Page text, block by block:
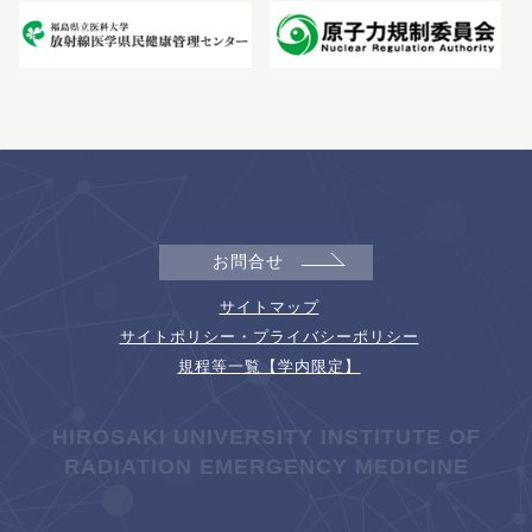
お問合せ
サイトマップ
サイトポリシー・プライバシーポリシー
規程等一覧【学内限定】
HIROSAKI UNIVERSITY INSTITUTE OF
RADIATION EMERGENCY MEDICINE